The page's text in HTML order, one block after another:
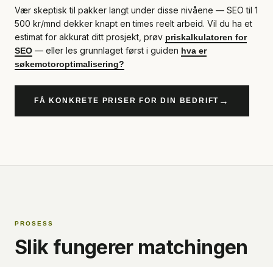
Vær skeptisk til pakker langt under disse nivåene — SEO til 1
500 kr/mnd dekker knapt en times reelt arbeid. Vil du ha et
estimat for akkurat ditt prosjekt, prøv priskalkulatoren for
SEO — eller les grunnlaget først i guiden hva er
søkemotoroptimalisering?
FÅ KONKRETE PRISER FOR DIN BEDRIFT →
PROSESS
Slik fungerer matchingen